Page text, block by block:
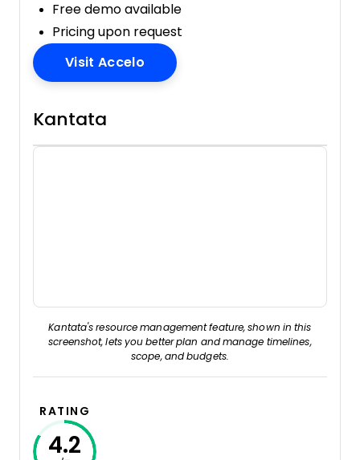
Free demo available
Pricing upon request
Visit AcceloOpens New Window
Kantata
Kantata's resource management feature, shown in this
screenshot, lets you better plan and manage timelines,
scope, and budgets.
RATING
4.2